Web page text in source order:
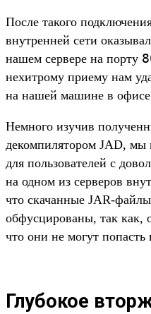
После такого
внутренней сети
нашем сервере на порту
нехитрому приему нам
на нашей машине в
Немного изучив
декомпилятором JAD, мы
для пользователей с
на одном из серверов
что скачанные JAR-
обфусцированы, так как,
что они не могут
Глубокое